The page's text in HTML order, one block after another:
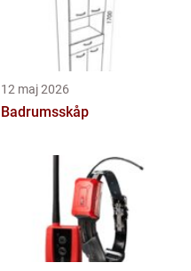
12 maj 2026
Badrumsskåp